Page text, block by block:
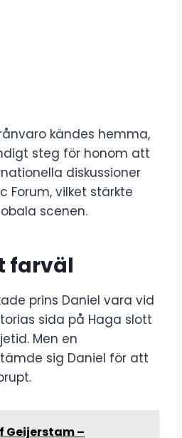
kändes hemma,
steg för honom att
diskussioner
Forum, vilket stärkte
scenen.
farväl
prins Daniel vara vid
sida på Haga slott
Men en
sig Daniel för att
Geijerstam –